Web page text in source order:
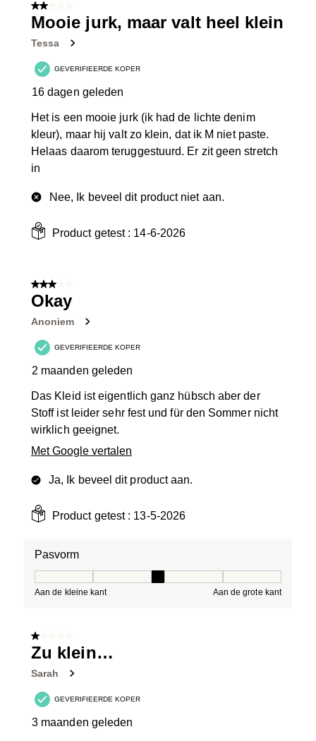
2 van 5 sterren.
Mooie jurk, maar valt heel klein
Tessa
GEVERIFIEERDE KOPER
16 dagen geleden
Het is een mooie jurk (ik had de lichte denim
kleur), maar hij valt zo klein, dat ik M niet paste.
Helaas daarom teruggestuurd. Er zit geen stretch
in
Nee, Ik beveel dit product niet aan.
Product getest : 14-6-2026
3 van 5 sterren.
Okay
Anoniem
GEVERIFIEERDE KOPER
2 maanden geleden
Das Kleid ist eigentlich ganz hübsch aber der
Stoff ist leider sehr fest und für den Sommer nicht
wirklich geeignet.
Met Google vertalen
Ja, Ik beveel dit product aan.
Product getest : 13-5-2026
Pasvorm
Aan de kleine kant Aan de grote kant
1 van 5 sterren.
Zu klein…
Sarah
GEVERIFIEERDE KOPER
3 maanden geleden